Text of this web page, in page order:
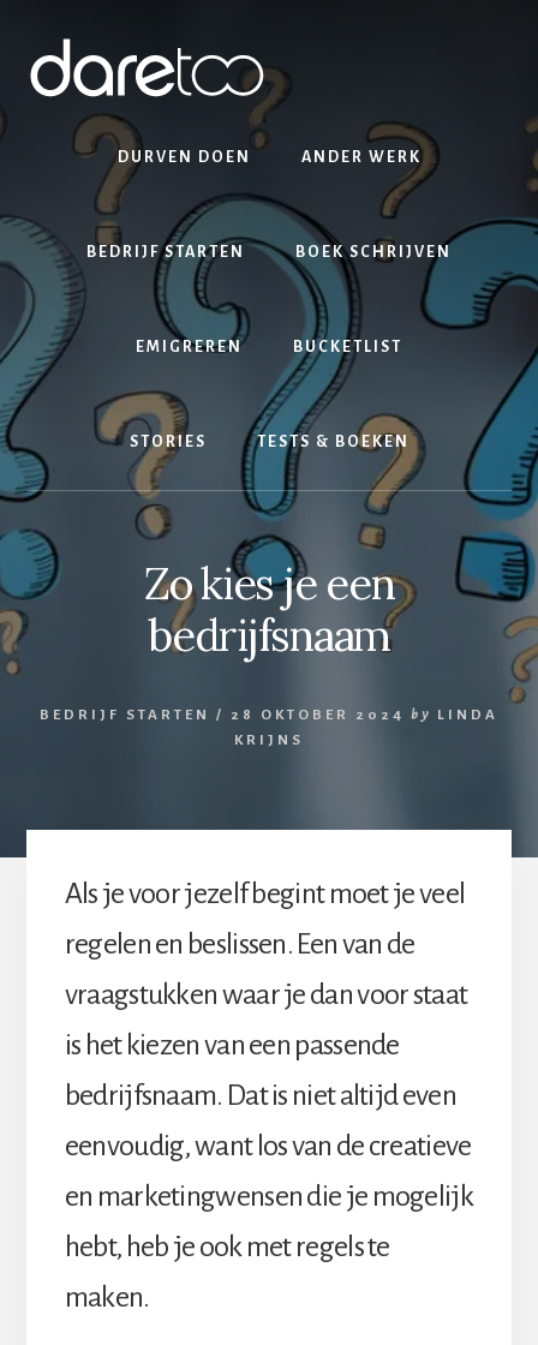
content
footer
DURVEN DOEN ANDER WERK
BEDRIJF STARTEN BOEK SCHRIJVEN
EMIGREREN BUCKETLIST
STORIES TESTS & BOEKEN
Zo kies je een
bedrijfsnaam
BEDRIJF STARTEN / 28 OKTOBER 2024 by
LINDA
KRIJNS
Als je voor jezelf begint moet je veel
regelen en beslissen. Een van de
vraagstukken waar je dan voor staat
is het kiezen van een passende
bedrijfsnaam. Dat is niet altijd even
eenvoudig, want los van de creatieve
en marketingwensen die je mogelijk
hebt, heb je ook met regels te
maken.